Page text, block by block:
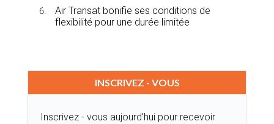
Air Transat bonifie ses conditions de
flexibilité pour une durée limitée
INSCRIVEZ - VOUS
Inscrivez - vous aujourd’hui pour recevoir